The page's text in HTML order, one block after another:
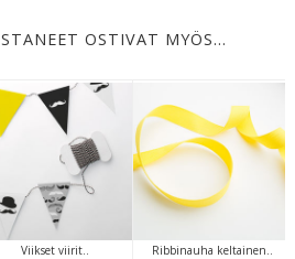
OSTIVAT MYÖS…
Viikset viirit..
Ribbinauha keltainen..